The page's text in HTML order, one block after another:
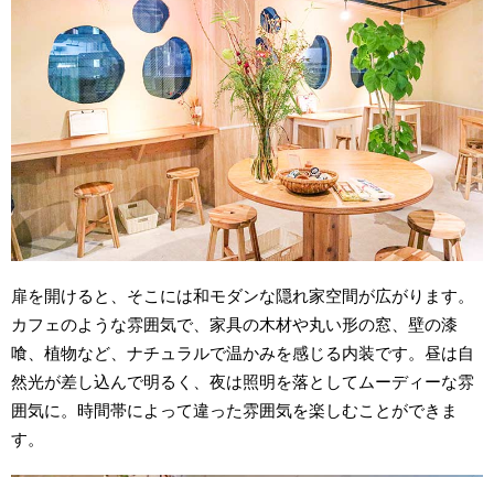
扉を開けると、そこには和モダンな隠れ家空間が広がります。
カフェのような雰囲気で、家具の木材や丸い形の窓、壁の漆
喰、植物など、ナチュラルで温かみを感じる内装です。昼は自
然光が差し込んで明るく、夜は照明を落としてムーディーな雰
囲気に。時間帯によって違った雰囲気を楽しむことができま
す。